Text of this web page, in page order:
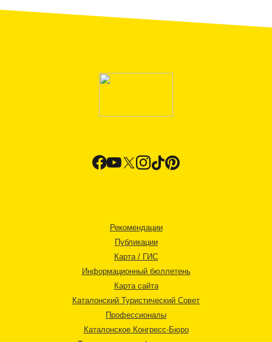
Рекомендации
Публикации
Карта / ГИС
Информационный бюллетень
Карта сайта
Каталонский Туристический Совет
Профессионалы
Каталонское Конгресс-Бюро